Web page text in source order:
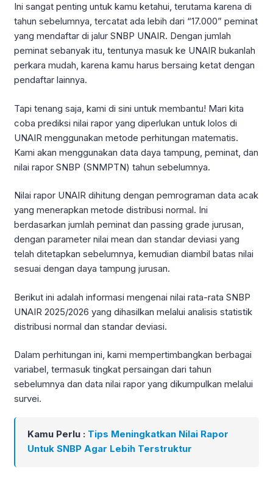
Ini sangat penting untuk kamu ketahui, terutama karena di
tahun sebelumnya, tercatat ada lebih dari “17.000” peminat
yang mendaftar di jalur SNBP UNAIR. Dengan jumlah
peminat sebanyak itu, tentunya masuk ke UNAIR bukanlah
perkara mudah, karena kamu harus bersaing ketat dengan
pendaftar lainnya.
Tapi tenang saja, kami di sini untuk membantu! Mari kita
coba prediksi nilai rapor yang diperlukan untuk lolos di
UNAIR menggunakan metode perhitungan matematis.
Kami akan menggunakan data daya tampung, peminat, dan
nilai rapor SNBP (SNMPTN) tahun sebelumnya.
Nilai rapor UNAIR dihitung dengan pemrograman data acak
yang menerapkan metode distribusi normal. Ini
berdasarkan jumlah peminat dan passing grade jurusan,
dengan parameter nilai mean dan standar deviasi yang
telah ditetapkan sebelumnya, kemudian diambil batas nilai
sesuai dengan daya tampung jurusan.
Berikut ini adalah informasi mengenai nilai rata-rata SNBP
UNAIR 2025/2026 yang dihasilkan melalui analisis statistik
distribusi normal dan standar deviasi.
Dalam perhitungan ini, kami mempertimbangkan berbagai
variabel, termasuk tingkat persaingan dari tahun
sebelumnya dan data nilai rapor yang dikumpulkan melalui
survei.
Kamu Perlu : Tips Meningkatkan Nilai Rapor
Untuk SNBP Agar Lebih Terstruktur